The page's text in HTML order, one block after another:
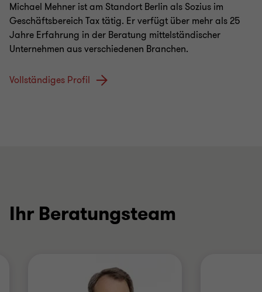
Michael Mehner ist am Standort Berlin als Sozius im
Geschäftsbereich Tax tätig. Er verfügt über mehr als 25
Jahre Erfahrung in der Beratung mittelständischer
Unternehmen aus verschiedenen Branchen.
Vollständiges Profil
Ihr Beratungsteam